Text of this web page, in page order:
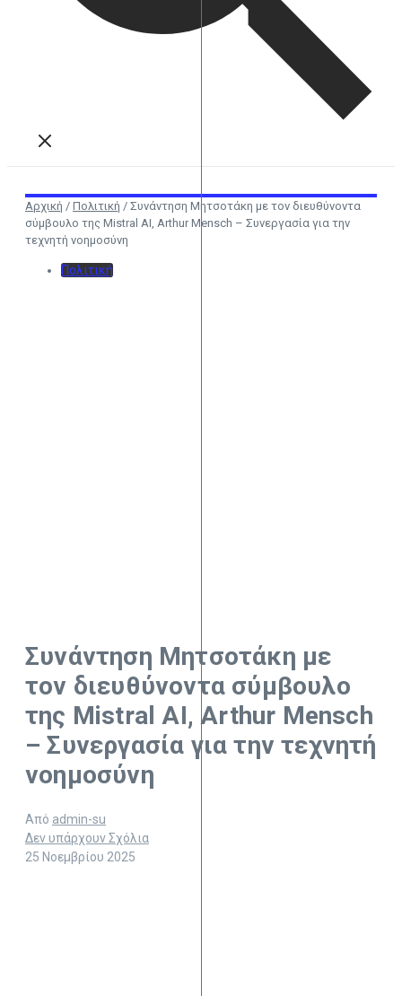
Αρχική / Πολιτική / Συνάντηση Μητσοτάκη με τον διευθύνοντα
σύμβουλο της Mistral AI, Arthur Mensch – Συνεργασία για την
τεχνητή νοημοσύνη
Πολιτική
Συνάντηση Μητσοτάκη με
τον διευθύνοντα σύμβουλο
της Mistral AI, Arthur Mensch
– Συνεργασία για την τεχνητή
νοημοσύνη
Από admin-su
Δεν υπάρχουν Σχόλια
25 Νοεμβρίου 2025